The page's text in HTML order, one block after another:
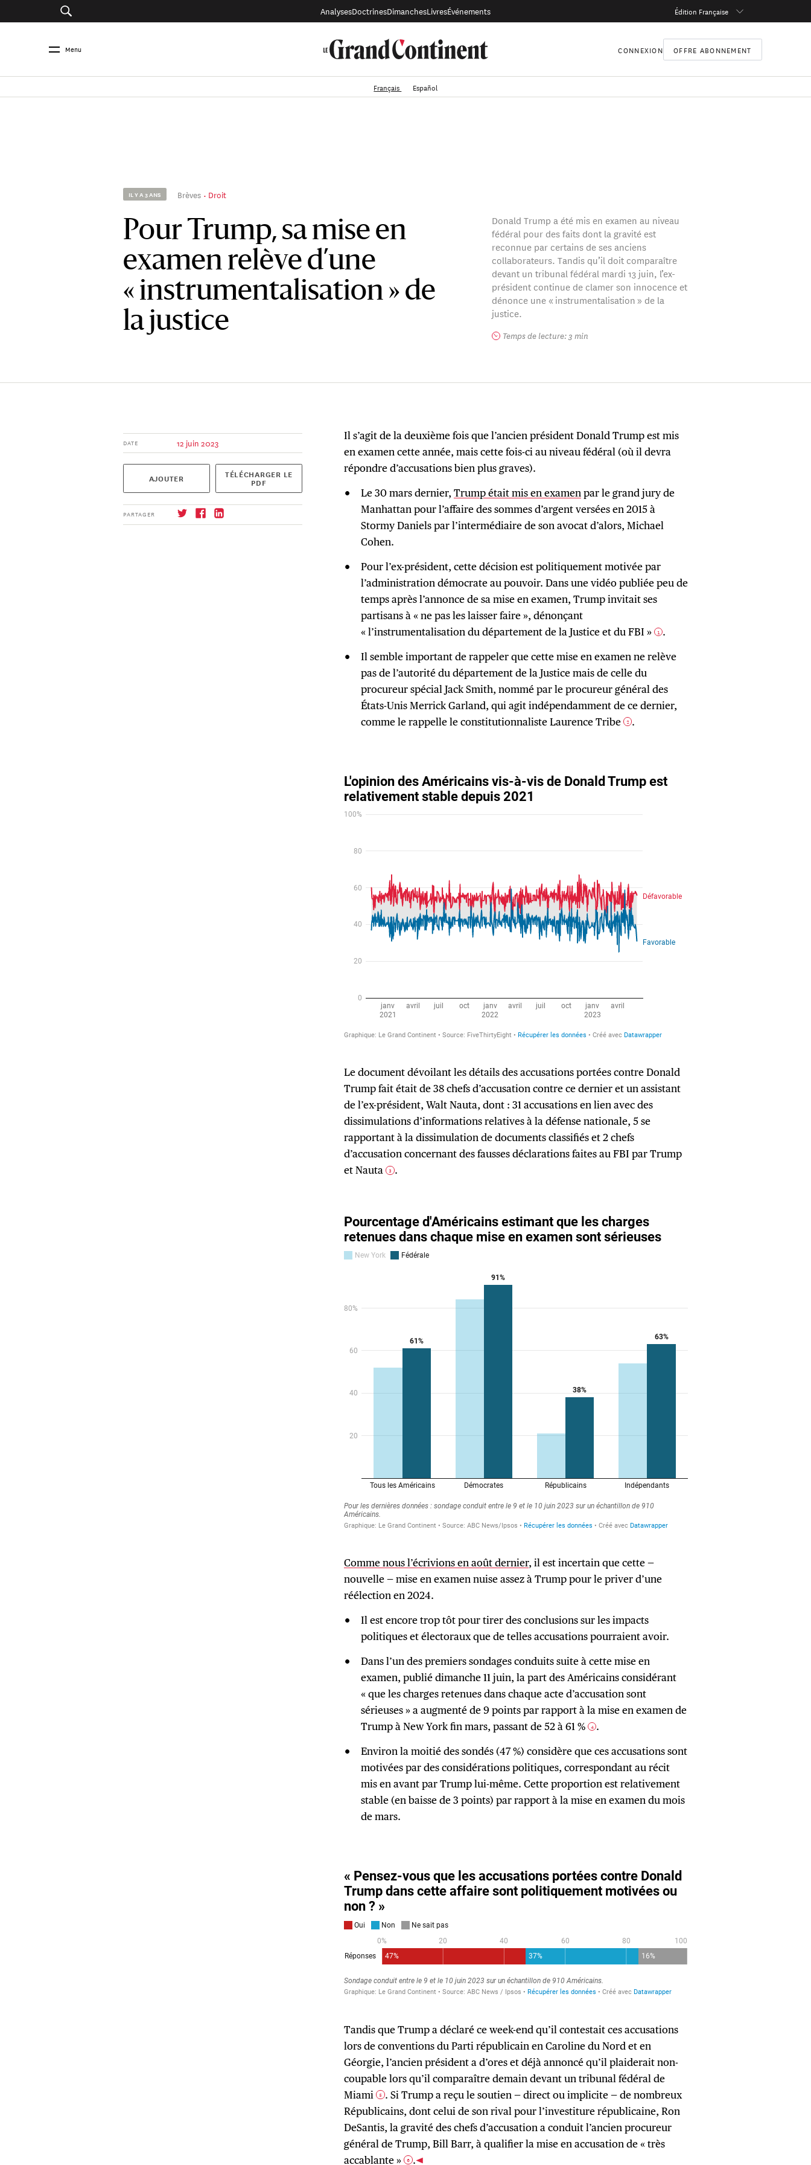
AnalysesDoctrinesDimanchesLivresÉvénements Édition Française
Menu CONNEXION OFFRE ABONNEMENT
Français Español
IL Y A 3 ANS Brèves Droit
Pour Trump, sa mise en
examen relève d’une
« instrumentalisation » de
la justice
Donald Trump a été mis en examen au niveau
fédéral pour des faits dont la gravité est
reconnue par certains de ses anciens
collaborateurs. Tandis qu’il doit comparaître
devant un tribunal fédéral mardi 13 juin, l’ex-
président continue de clamer son innocence et
dénonce une « instrumentalisation » de la
justice.
Temps de lecture: 3 min
DATE 12 juin 2023
AJOUTER TÉLÉCHARGER LE
PDF
PARTAGER
Il s’agit de la deuxième fois que l’ancien président Donald Trump est mis
en examen cette année, mais cette fois-ci au niveau fédéral (où il devra
répondre d’accusations bien plus graves).
Le 30 mars dernier, Trump était mis en examen par le grand jury de
Manhattan pour l’affaire des sommes d’argent versées en 2015 à
Stormy Daniels par l’intermédiaire de son avocat d’alors, Michael
Cohen.
Pour l’ex-président, cette décision est politiquement motivée par
l’administration démocrate au pouvoir. Dans une vidéo publiée peu de
temps après l’annonce de sa mise en examen, Trump invitait ses
partisans à « ne pas les laisser faire », dénonçant
« l’instrumentalisation du département de la Justice et du FBI » 1 .
Il semble important de rappeler que cette mise en examen ne relève
pas de l’autorité du département de la Justice mais de celle du
procureur spécial Jack Smith, nommé par le procureur général des
États-Unis Merrick Garland, qui agit indépendamment de ce dernier,
comme le rappelle le constitutionnaliste Laurence Tribe 2 .
Le document dévoilant les détails des accusations portées contre Donald
Trump fait était de 38 chefs d’accusation contre ce dernier et un assistant
de l’ex-président, Walt Nauta, dont : 31 accusations en lien avec des
dissimulations d’informations relatives à la défense nationale, 5 se
rapportant à la dissimulation de documents classifiés et 2 chefs
d’accusation concernant des fausses déclarations faites au FBI par Trump
et Nauta 3 .
Comme nous l’écrivions en août dernier, il est incertain que cette —
nouvelle — mise en examen nuise assez à Trump pour le priver d’une
réélection en 2024.
Il est encore trop tôt pour tirer des conclusions sur les impacts
politiques et électoraux que de telles accusations pourraient avoir.
Dans l’un des premiers sondages conduits suite à cette mise en
examen, publié dimanche 11 juin, la part des Américains considérant
« que les charges retenues dans chaque acte d’accusation sont
sérieuses » a augmenté de 9 points par rapport à la mise en examen de
Trump à New York fin mars, passant de 52 à 61 % 4 .
Environ la moitié des sondés (47 %) considère que ces accusations sont
motivées par des considérations politiques, correspondant au récit
mis en avant par Trump lui-même. Cette proportion est relativement
stable (en baisse de 3 points) par rapport à la mise en examen du mois
de mars.
Tandis que Trump a déclaré ce week-end qu’il contestait ces accusations
lors de conventions du Parti républicain en Caroline du Nord et en
Géorgie, l’ancien président a d’ores et déjà annoncé qu’il plaiderait non-
coupable lors qu’il comparaître demain devant un tribunal fédéral de
Miami 5 . Si Trump a reçu le soutien — direct ou implicite — de nombreux
Républicains, dont celui de son rival pour l’investiture républicaine, Ron
DeSantis, la gravité des chefs d’accusation a conduit l’ancien procureur
général de Trump, Bill Barr, à qualifier la mise en accusation de « très
accablante » 6 .